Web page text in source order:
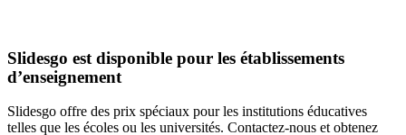
Slidesgo est disponible pour les établissements
d’enseignement
Slidesgo offre des prix spéciaux pour les institutions éducatives
telles que les écoles ou les universités. Contactez-nous et obtenez